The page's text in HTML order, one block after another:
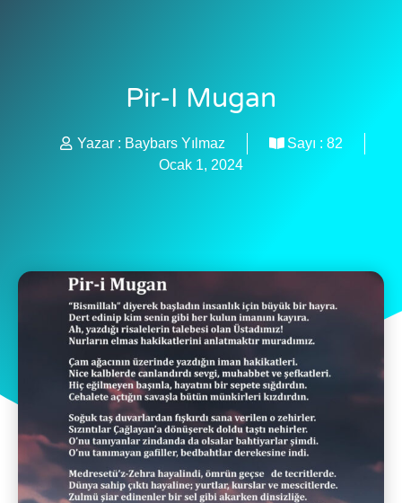
Pir-I Mugan
Yazar : Baybars Yılmaz Sayı : 82
Ocak 1, 2024